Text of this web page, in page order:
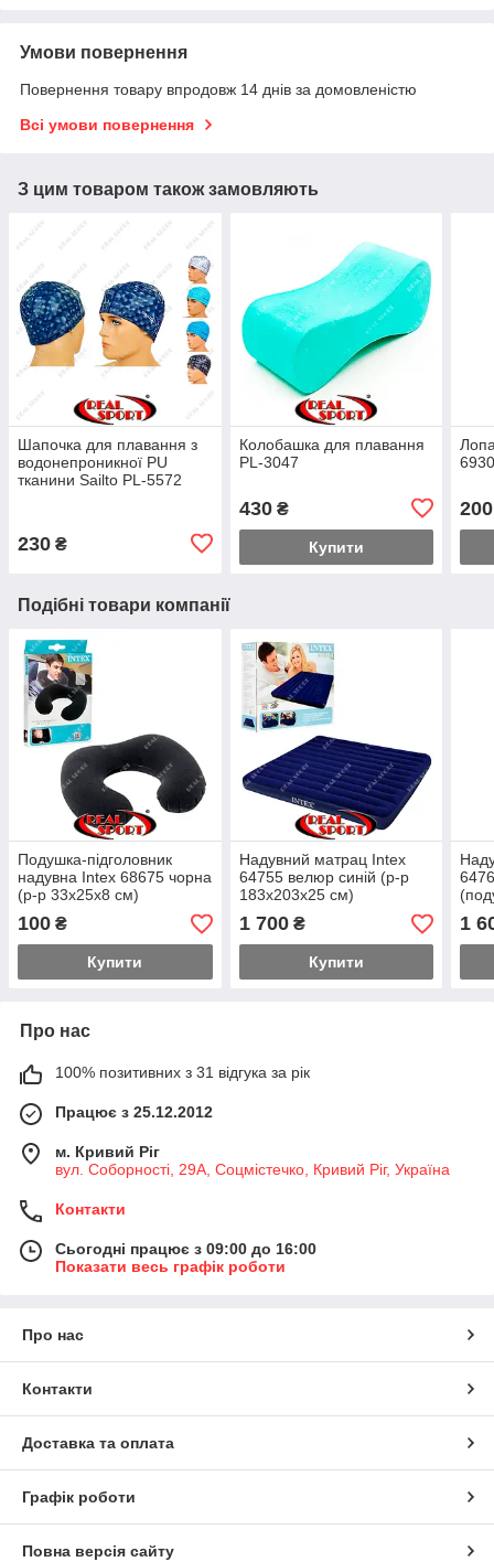
Умови повернення
Повернення товару впродовж 14 днів за домовленістю
Всі умови повернення
З цим товаром також замовляють
Шапочка для плавання з
водонепроникної PU
тканини Sailto PL-5572
230 ₴
Колобашка для плавання
PL-3047
430₴
Купити
200
Подібні товари компанії
Подушка-підголовник
надувна Intex 68675 чорна
(р-р 33х25x8 см)
100 ₴
Купити
Надувний матрац Intex
64755 велюр синій (р-р
183х203х25 см)
1 700₴
Купити
1
Про нас
100% позитивних з 31 відгука за рік
Працює з 25.12.2012
м. Кривий Ріг
вул. Соборності, 29А, Соцмістечко, Кривий Ріг, Україна
Контакти
Сьогодні працює з 09:00 до 16:00
Показати весь графік роботи
Про нас
Контакти
Доставка та оплата
Графік роботи
Повна версія сайту